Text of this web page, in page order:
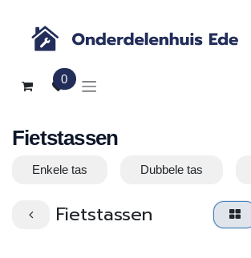
0
Fietstassen
Enkele tas Dubbele tas
Fietstassen